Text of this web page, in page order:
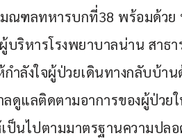
ณฑลทหารบกที่38 พร้อมด้วย
บริหารโรงพยาบาลน่าน สาธ
กำลังใจผู้ป่วยเดินทางกลับบ้
ดูแลติดตามอาการของผู้ป่วยใ
ป็นไปตามมาตรฐานความปล